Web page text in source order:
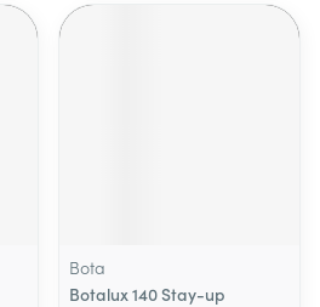
Bota
Botalux 140 Stay-up